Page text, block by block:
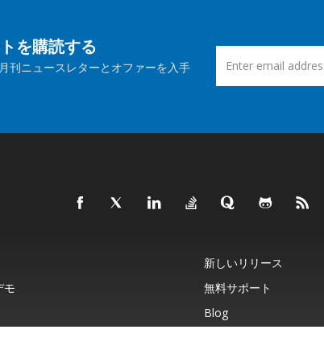
を購読する
刊ニュースレターとオファーを入手
新しいリリース
モ 無料サポート
Blog